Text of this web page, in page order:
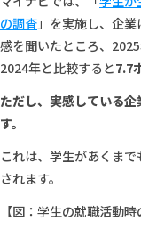
の調査」を実施し、企
感を聞いたところ、
2024年と比較すると7.7
ただし、実感している
す。
これは、学生があくま
されます。
【図：学生の就職活動